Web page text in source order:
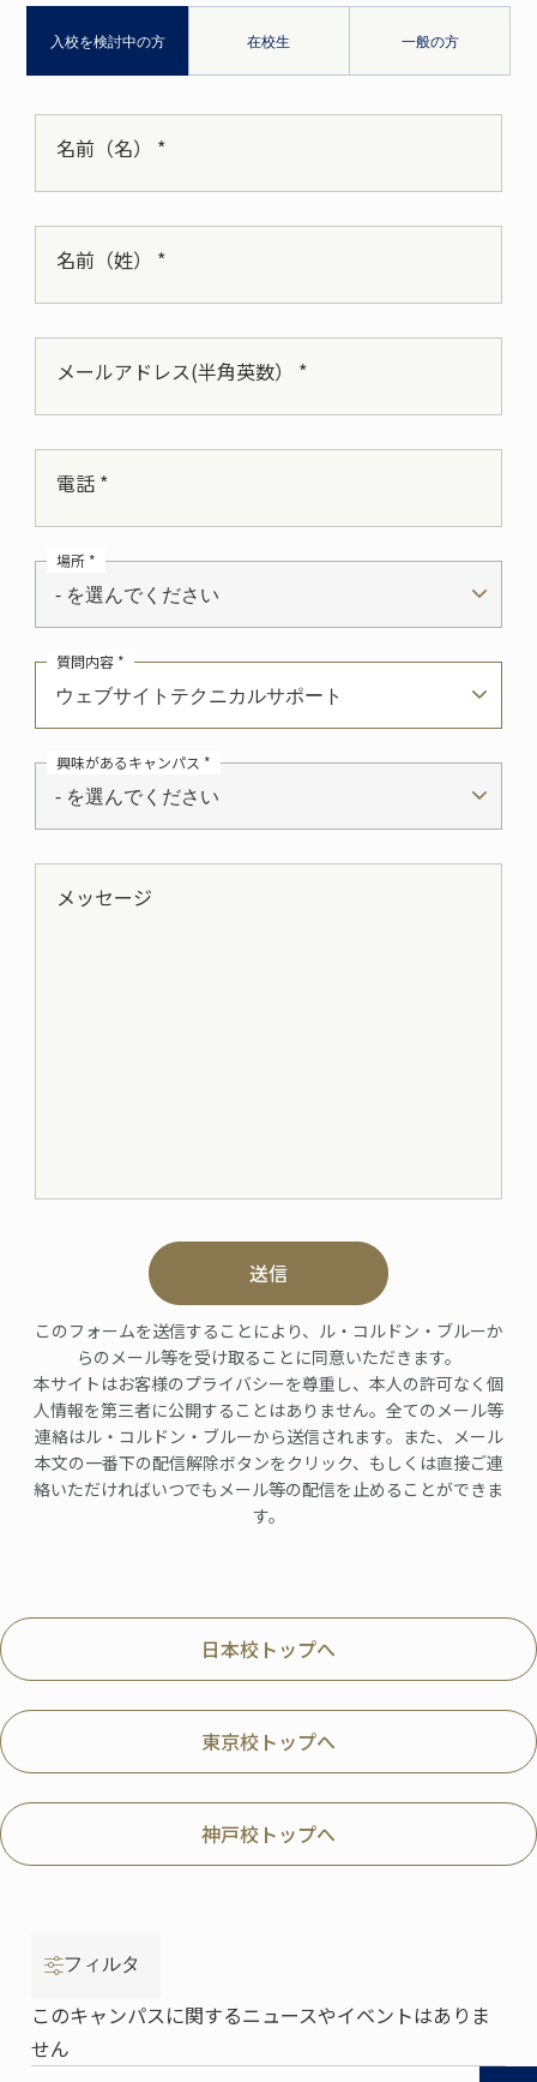
入校を検討中の方 在校生 一般の方
名前（名） *
名前（姓） *
メールアドレス(半角英数） *
電話 *
- を選んでください
場所 *
ウェブサイトテクニカルサポート
質問内容 *
- を選んでください
興味があるキャンパス *
メッセージ
送信
このフォームを送信することにより、ル・コルドン・ブルーか
らのメール等を受け取ることに同意いただきます。
本サイトはお客様のプライバシーを尊重し、本人の許可なく個
人情報を第三者に公開することはありません。全てのメール等
連絡はル・コルドン・ブルーから送信されます。また、メール
本文の一番下の配信解除ボタンをクリック、もしくは直接ご連
絡いただければいつでもメール等の配信を止めることができま
す。
日本校トップへ
東京校トップへ
神戸校トップへ
フィルタ
このキャンパスに関するニュースやイベントはありま
せん